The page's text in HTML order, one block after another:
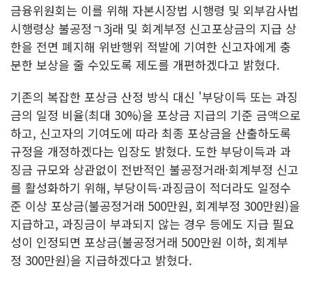
금융위원회는 이를 위해 자본시장법 시행령 및 외부감사법
시행령상 불공정ㄱ3j래 및 회계부정 신고포상금의 지급 상
한을 전면 폐지해 위반행위 적발에 기여한 신고자에게 충
분한 보상을 줄 수있도록 제도를 개편하겠다고 밝혔다.
기존의 복잡한 포상금 산정 방식 대신 '부당이득 또는 과징
금의 일정 비율(최대 30%)을 포상금 지급의 기준 금액으로
하고, 신고자의 기여도에 따라 최종 포상금을 산출하도록
규정을 개정하겠다는 입장도 밝혔다. 도한 부당이득과 과
징금 규모와 상관없이 전반적인 불공정거래·회계부정 신고
를 활성화하기 위해, 부당이득·과징금이 적더라도 일정수
준 이상 포상금(불공정거래 500만원, 회계부정 300만원)을
지급하고, 과징금이 부과되지 않는 경우 등에도 지급 필요
성이 인정되면 포상금(불공정거래 500만원 이하, 회계부
정 300만원)을 지급하겠다고 밝혔다.